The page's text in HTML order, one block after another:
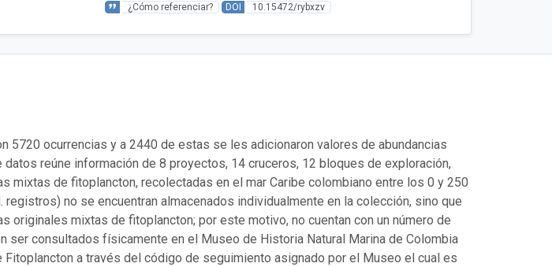
¿Cómo referenciar? DOI 10.15472/rybxzv
5720 ocurrencias y a 2440 de estas se les adicionaron valores de abundancias
datos reúne información de 8 proyectos, 14 cruceros, 12 bloques de exploración,
mixtas de fitoplancton, recolectadas en el mar Caribe colombiano entre los 0 y 250
no se encuentran almacenados individualmente en la colección, sino que
originales mixtas de fitoplancton; por este motivo, no cuentan con un número de
ser consultados físicamente en el Museo de Historia Natural Marina de Colombia
Fitoplancton a través del código de seguimiento asignado por el Museo el cual es